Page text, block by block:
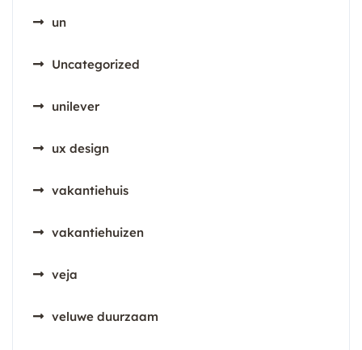
un
Uncategorized
unilever
ux design
vakantiehuis
vakantiehuizen
veja
veluwe duurzaam